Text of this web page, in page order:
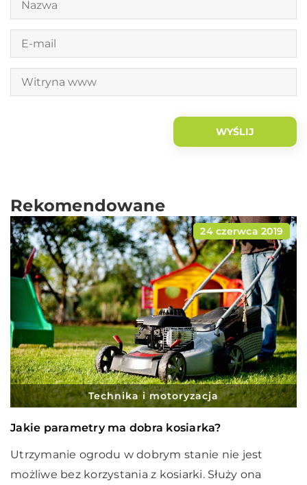
Rekomendowane
24 czerwca 2019
Technika i motoryzacja
Jakie parametry ma dobra kosiarka?
Utrzymanie ogrodu w dobrym stanie nie jest
możliwe bez korzystania z kosiarki. Służy ona